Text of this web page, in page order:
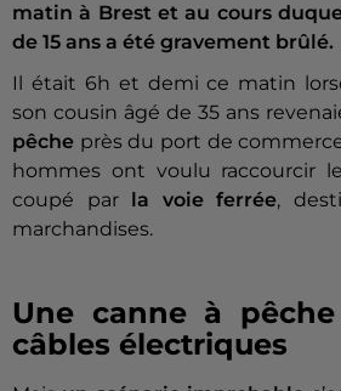
matin à Brest et au cours
de 15 ans a été gravement brûlé.
Il était 6h et demi ce matin
son cousin âgé de 35 ans
pêche près du port de
hommes ont voulu raccourcir
coupé par
la voie ferrée,
marchandises.
Une canne à
câbles électriques